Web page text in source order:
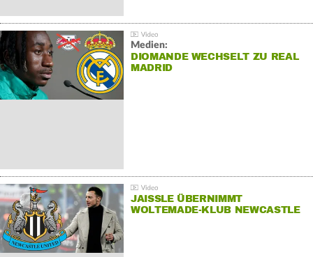
Medien:
DIOMANDE WECHSELT ZU REAL
MADRID
JAISSLE ÜBERNIMMT
WOLTEMADE-KLUB NEWCASTLE